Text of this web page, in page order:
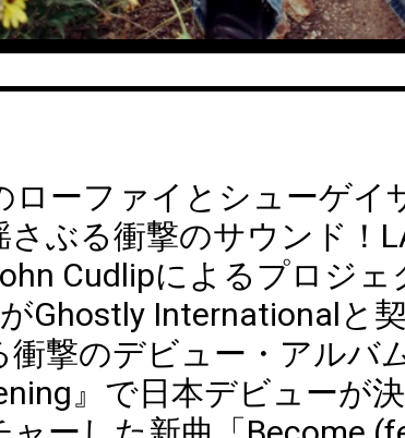
ローファイとシューゲイ
さぶる衝撃のサウンド！
Cudlipによるプロジェ
Ghostly Internationalと
衝撃のデビュー・アルバ
』で日本デビューが